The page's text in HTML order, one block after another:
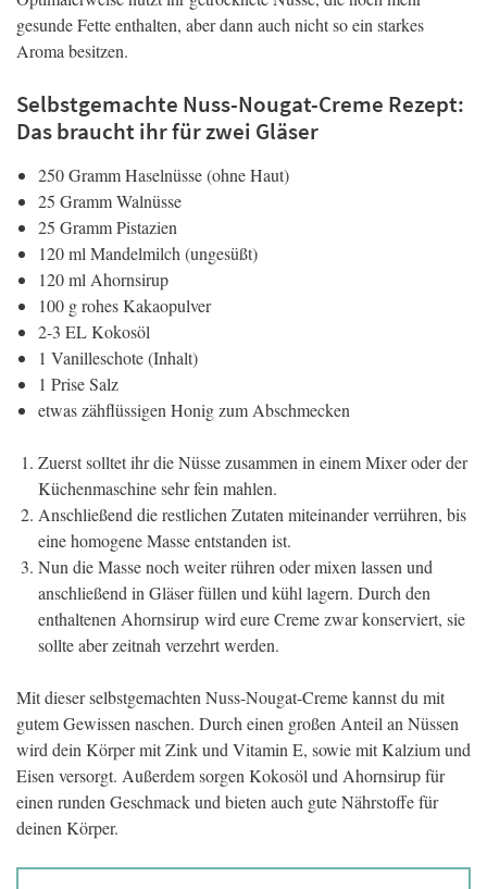
gesunde Fette enthalten, aber dann auch nicht so ein starkes
Aroma besitzen.
Selbstgemachte Nuss-Nougat-Creme Rezept:
Das braucht ihr für zwei Gläser
250 Gramm Haselnüsse (ohne Haut)
25 Gramm Walnüsse
25 Gramm Pistazien
120 ml Mandelmilch (ungesüßt)
120 ml Ahornsirup
100 g rohes Kakaopulver
2-3 EL Kokosöl
1 Vanilleschote (Inhalt)
1 Prise Salz
etwas zähflüssigen Honig zum Abschmecken
Zuerst solltet ihr die Nüsse zusammen in einem Mixer oder der
Küchenmaschine sehr fein mahlen.
Anschließend die restlichen Zutaten miteinander verrühren, bis
eine homogene Masse entstanden ist.
Nun die Masse noch weiter rühren oder mixen lassen und
anschließend in Gläser füllen und kühl lagern. Durch den
enthaltenen Ahornsirup wird eure Creme zwar konserviert, sie
sollte aber zeitnah verzehrt werden.
Mit dieser selbstgemachten Nuss-Nougat-Creme kannst du mit
gutem Gewissen naschen. Durch einen großen Anteil an Nüssen
wird dein Körper mit Zink und Vitamin E, sowie mit Kalzium und
Eisen versorgt. Außerdem sorgen Kokosöl und Ahornsirup für
einen runden Geschmack und bieten auch gute Nährstoffe für
deinen Körper.